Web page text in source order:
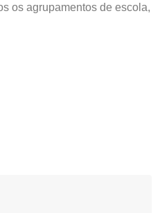
os agrupamentos de escola,